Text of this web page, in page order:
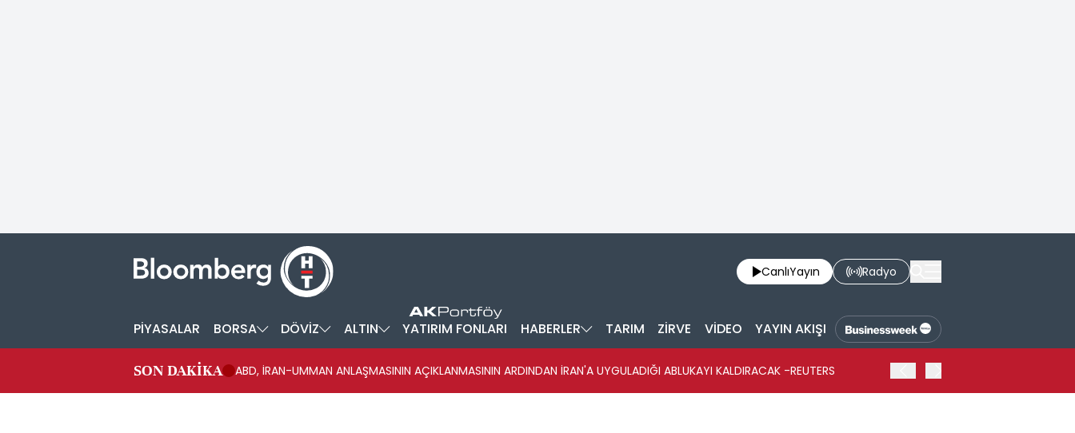
CanlıYayın Radyo
PİYASALAR BORSA DÖVİZ ALTIN YATIRIM FONLARI HABERLER TARIM ZİRVE VİDEO YAYIN AKIŞI
SON DAKİKA ABD, İRAN-UMMAN ANLAŞMASININ AÇIKLANMASININ ARDINDAN İRAN'A UYGULADIĞI ABLUKAYI KALDIRACAK -REUTERS